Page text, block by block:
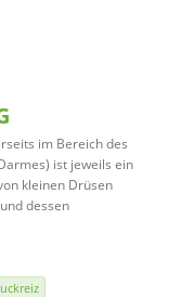
im Bereich des
ist jeweils ein
kleinen Drüsen
dessen